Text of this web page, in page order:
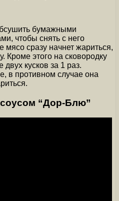
бумажными
чтобы снять с него
сразу начнет жариться,
Кроме этого на сковородку
кусков за 1 раз.
в противном случае она
“Дор-Блю”